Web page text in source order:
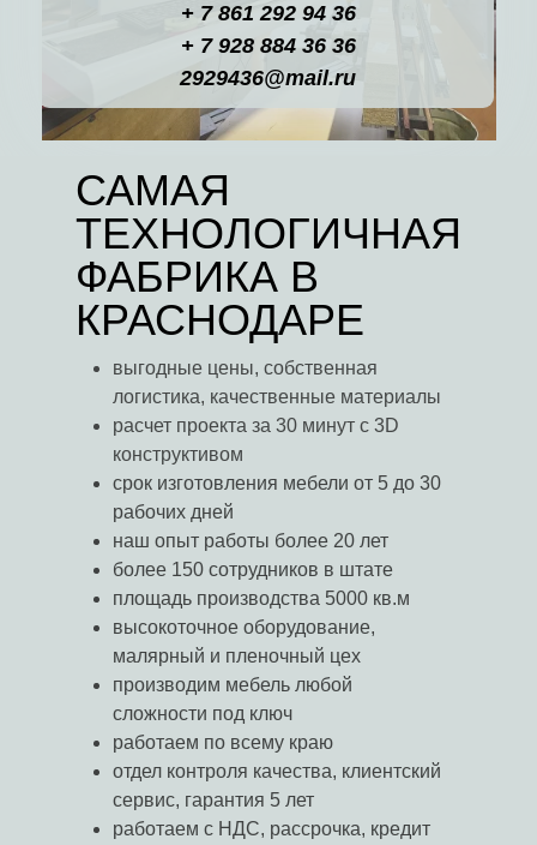
+ 7 861 292 94 36
+ 7 928 884 36 36
2929436@mail.ru
выгодные цены, собственная
логистика, качественные материалы
расчет проекта за 30 минут с 3D
конструктивом
срок изготовления мебели от 5 до 30
рабочих дней
наш опыт работы более 20 лет
более 150 сотрудников в штате
площадь производства 5000 кв.м
высокоточное оборудование,
малярный и пленочный цех
производим мебель любой
сложности под ключ
работаем по всему краю
отдел контроля качества, клиентский
сервис, гарантия 5 лет
работаем с НДС, рассрочка, кредит
САМАЯ
ТЕХНОЛОГИЧНАЯ
ФАБРИКА В
КРАСНОДАРЕ